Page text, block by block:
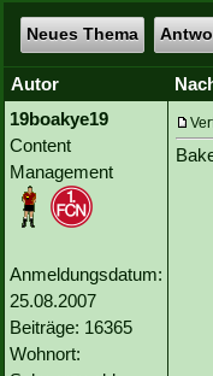
Neues Thema
Autor
19boakye19
Content
Management
Anmeldungsdatum:
25.08.2007
Beiträge: 16365
Wohnort: